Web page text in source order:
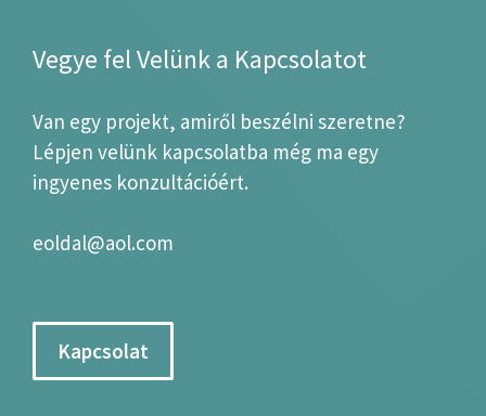
Vegye fel Velünk a Kapcsolatot
Van egy projekt, amiről beszélni szeretne?
Lépjen velünk kapcsolatba még ma egy
ingyenes konzultációért.
eoldal@aol.com
Kapcsolat